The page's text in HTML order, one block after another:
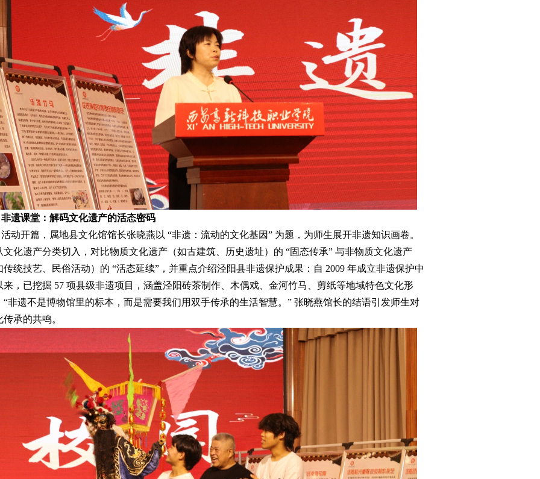
非遗课堂：解码文化遗产的活态密码
活动开篇，属地县文化馆馆长张晓燕以 “非遗：流动的文化基因” 为题，为师生展开非遗知识画卷。
文化遗产分类切入，对比物质文化遗产（如古建筑、历史遗址）的 “固态传承” 与非物质文化遗产
传统技艺、民俗活动）的 “活态延续”，并重点介绍泾阳县非遗保护成果：自 2009 年成立非遗保护中
来，已挖掘 57 项县级非遗项目，涵盖泾阳砖茶制作、木偶戏、金河竹马、剪纸等地域特色文化形
“非遗不是博物馆里的标本，而是需要我们用双手传承的生活智慧。” 张晓燕馆长的结语引发师生对
传承的共鸣。